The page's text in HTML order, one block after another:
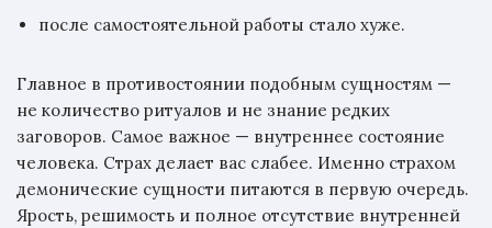
после самостоятельной работы стало хуже.
Главное в противостоянии подобным сущностям —
не количество ритуалов и не знание редких
заговоров. Самое важное — внутреннее состояние
человека. Страх делает вас слабее. Именно страхом
демонические сущности питаются в первую очередь.
Ярость, решимость и полное отсутствие внутренней